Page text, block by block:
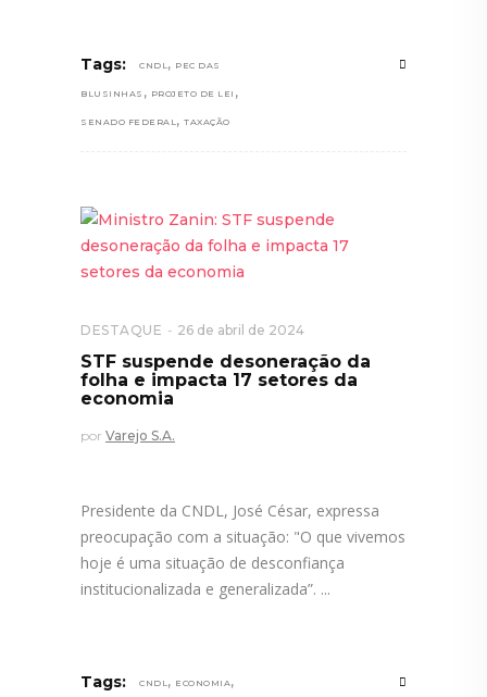
Tags: CNDL, PEC DAS
BLUSINHAS , PROJETO DE LEI ,
SENADO FEDERAL, TAXAÇÃO
DESTAQUE 26 de abril de 2024
STF suspende desoneração da
folha e impacta 17 setores da
economia
por Varejo S.A.
Presidente da CNDL, José César, expressa
preocupação com a situação: "O que vivemos
hoje é uma situação de desconfiança
institucionalizada e generalizada”.
Tags: CNDL, ECONOMIA,